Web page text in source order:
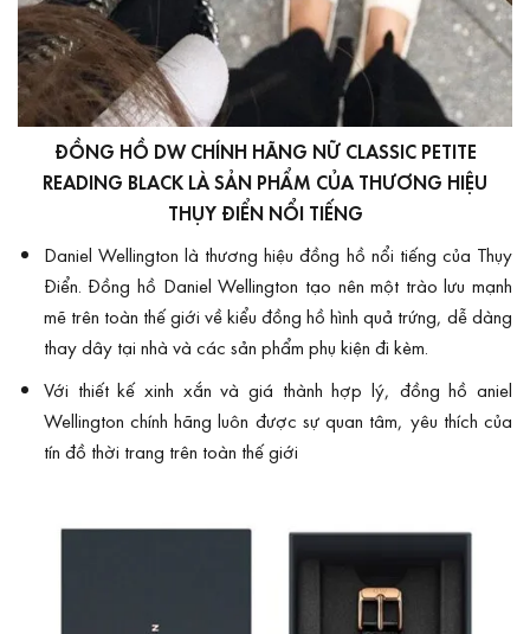
ĐỒNG HỒ DW CHÍNH HÃNG NỮ CLASSIC PETITE
READING BLACK LÀ SẢN PHẨM CỦA THƯƠNG HIỆU
THỤY ĐIỂN NỔI TIẾNG
Daniel Wellington là thương hiệuđồng hồ nổi tiếng của Thụy
Điển. Đồng hồ Daniel Wellington tạo nên một trào lưu mạnh
mẽ trên toàn thế giới về kiểu đồng hồ hình quả trứng, dễ dàng
thay dây tại nhà và các sản phẩm phụ kiện đi kèm.
Với thiết kế xinh xắn và giá thành hợp lý, đồng hồ aniel
Wellington chính hãng luôn được sự quan tâm, yêu thích của
tín đồ thời trang trên toàn thế giới